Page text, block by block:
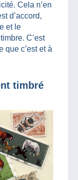
Cela n’en
d’accord,
et le
C’est
que c’est et à
timbré